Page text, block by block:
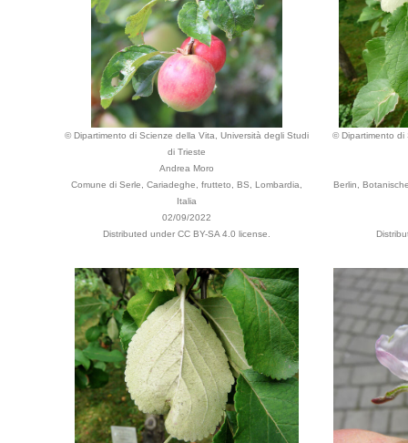
© Dipartimento di Scienze della Vita, Università degli Studi
di Trieste
Andrea Moro
Comune di Serle, Cariadeghe, frutteto, BS, Lombardia,
Italia
02/09/2022
Distributed under CC BY-SA 4.0 license.
© Dipartimento di
Berlin,